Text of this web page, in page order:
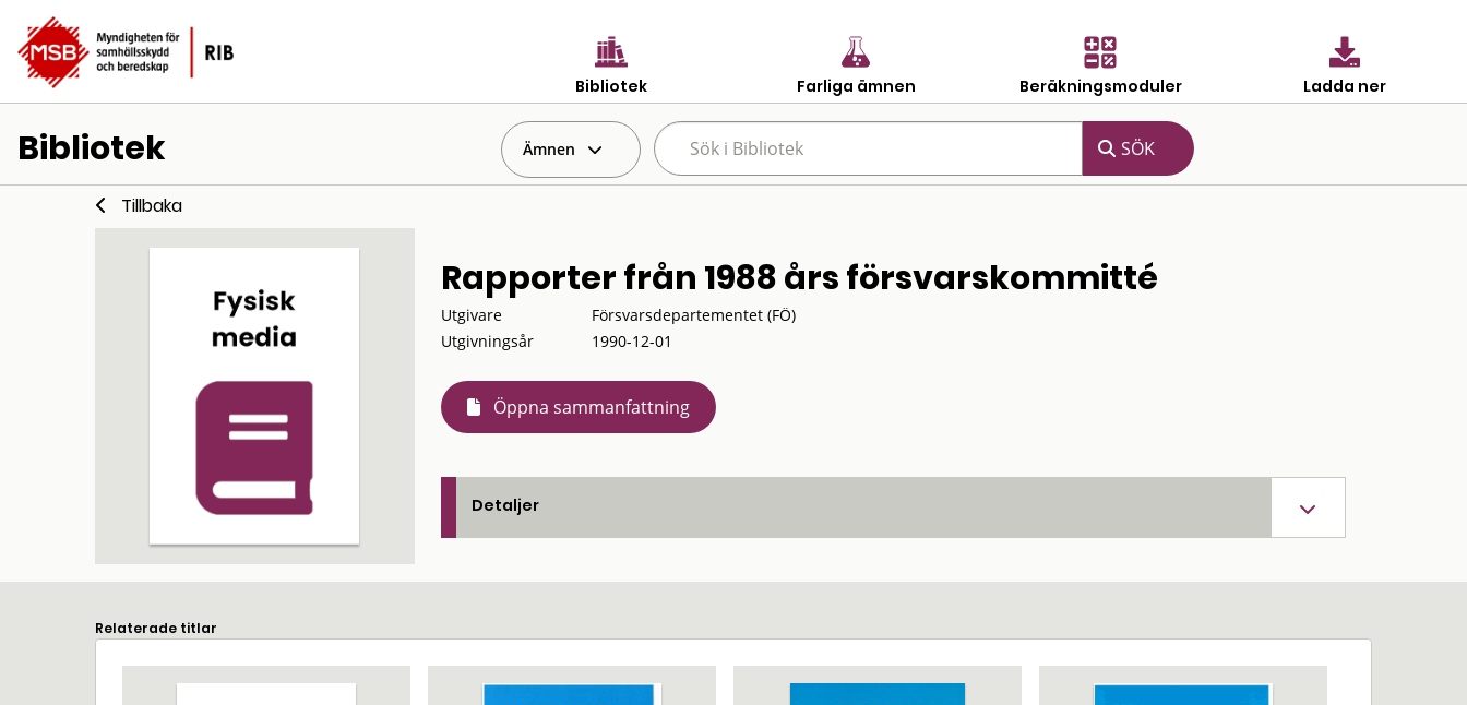
Bibliotek Farliga ämnen Beräkningsmoduler Ladda ner
Bibliotek Ämnen
Tillbaka
Rapporter från 1988 års försvarskommitté
Utgivare
Försvarsdepartementet (FÖ)
Utgivningsår
1990-12-01
Öppna sammanfattning
Detaljer
Relaterade titlar